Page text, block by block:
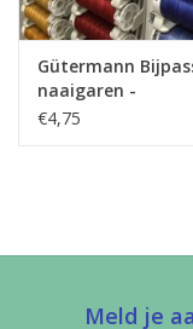
Gütermann
naaigaren -
Allesnaaigaren
€4,75
Meld je